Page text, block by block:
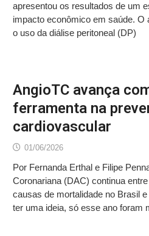
apresentou os resultados de um
impacto econômico em saúde. O
o uso da diálise peritoneal (DP)
AngioTC avança
ferramenta na
cardiovascular
01/06/2026
Por Fernanda Erthal e Filipe
Coronariana (DAC) continua
causas de mortalidade no Brasil
ter uma ideia, só esse ano foram